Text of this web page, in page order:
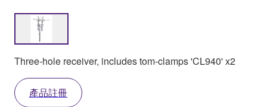
Three-hole receiver, includes tom-clamps 'CL940' x2
產品註冊